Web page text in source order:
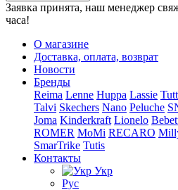
Заявка принята, наш менеджер
часа!
О магазине
Доставка, оплата, возврат
Новости
Бренды
Reima Lenne Huppa Lassie
Talvi Skechers Nano Peluche
Joma Kinderkraft Lionelo
ROMER MoMi RECARO
SmarTrike Tutis
Контакты
Укр
Рус